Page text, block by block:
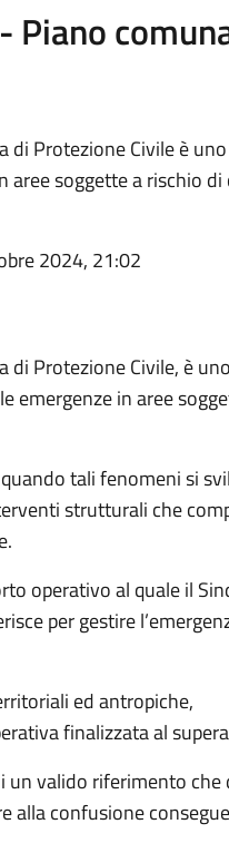
Piano
di Protezione Civile è
aree soggette a rischio
2024, 21:02
di Protezione Civile, è
emergenze in aree
tali fenomeni si
strutturali che
operativo al quale il
per gestire
ed antropiche,
finalizzata al
un valido riferimento
alla confusione